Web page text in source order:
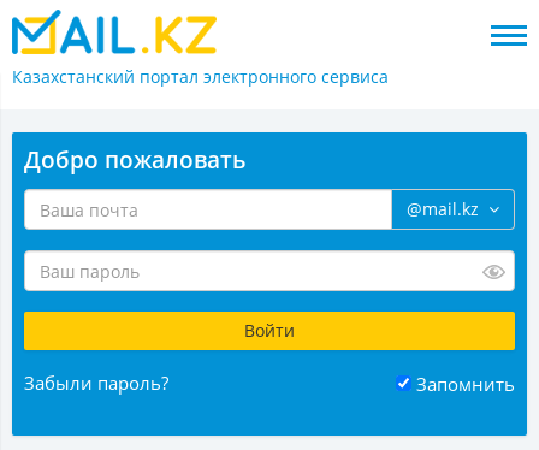
Казахстанский портал электронного сервиса
Добро пожаловать
@mail.kz
Забыли пароль? Запомнить